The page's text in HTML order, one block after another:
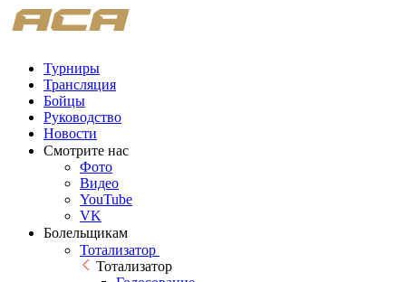
Турниры
Трансляция
Бойцы
Руководство
Новости
Смотрите нас
Фото
Видео
YouTube
VK
Болельщикам
Тотализатор
Тотализатор